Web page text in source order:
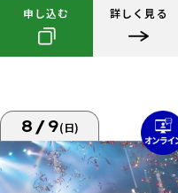
申し込む 詳しく見る
8/9(日)